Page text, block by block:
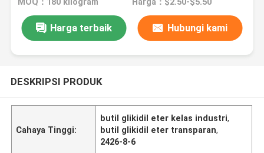
MOQ：180 kilogram Harga：$2.50-$5.50
Harga terbaik Hubungi kami
DESKRIPSI PRODUK
Cahaya Tinggi:
butil glikidil eter kelas industri,
butil glikidil eter transparan,
2426-8-6